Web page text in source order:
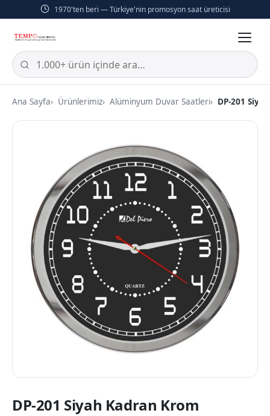
1970'ten beri — Türkiye'nin promosyon saat üreticisi
Ana Sayfa Ürünlerimiz Alüminyum Duvar Saatleri DP-201
DP-201 Siyah Kadran Krom